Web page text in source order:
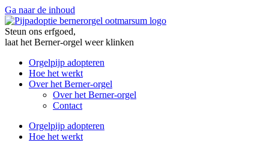
Ga naar de inhoud
Steun ons erfgoed,
laat het Berner-orgel weer klinken
Orgelpijp adopteren
Hoe het werkt
Over het Berner-orgel
Over het Berner-orgel
Contact
Orgelpijp adopteren
Hoe het werkt